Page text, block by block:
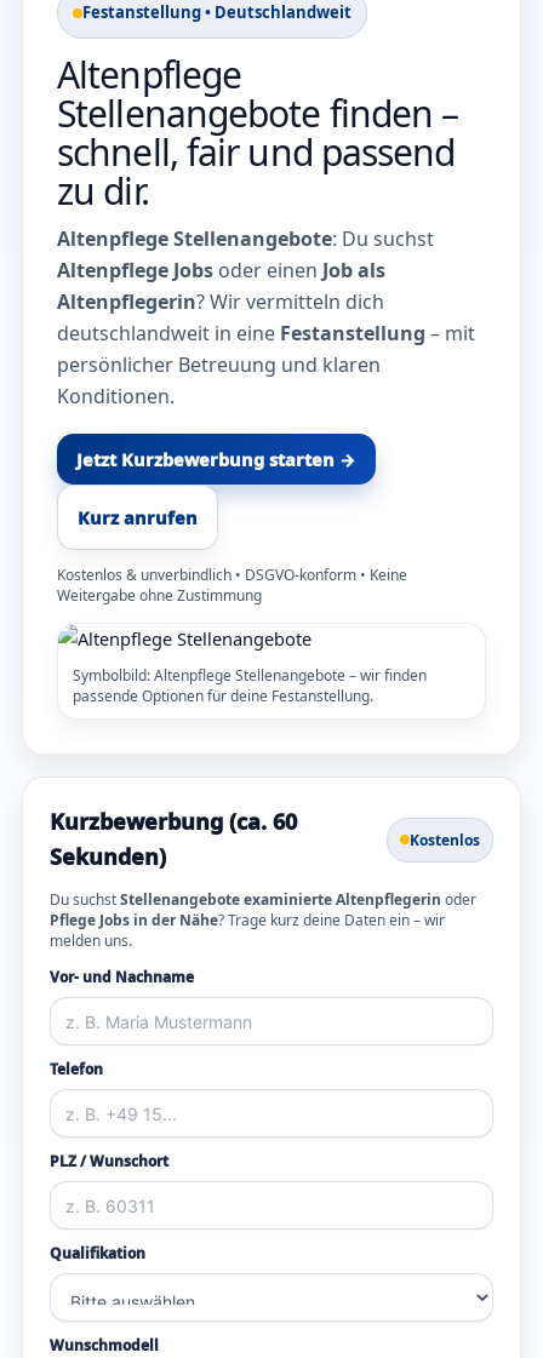
Festanstellung • Deutschlandweit
Altenpflege
Stellenangebote finden –
schnell, fair und passend
zu dir.
Altenpflege Stellenangebote: Du suchst
Altenpflege Jobs oder einen Job als
Altenpflegerin? Wir vermitteln dich
deutschlandweit in eine Festanstellung – mit
persönlicher Betreuung und klaren
Konditionen.
Jetzt Kurzbewerbung starten →
Kurz anrufen
Kostenlos & unverbindlich • DSGVO-konform • Keine
Weitergabe ohne Zustimmung
Symbolbild: Altenpflege Stellenangebote – wir finden
passende Optionen für deine Festanstellung.
Kurzbewerbung (ca. 60
Sekunden)
Kostenlos
Du suchstStellenangebote examinierte Altenpflegerin oder
Pflege Jobs in der Nähe? Trage kurz deine Daten ein – wir
melden uns.
Vor- und Nachname
Telefon
PLZ / Wunschort
Qualifikation
Wunschmodell